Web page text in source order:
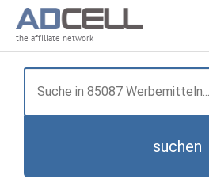
the affiliate network
suchen